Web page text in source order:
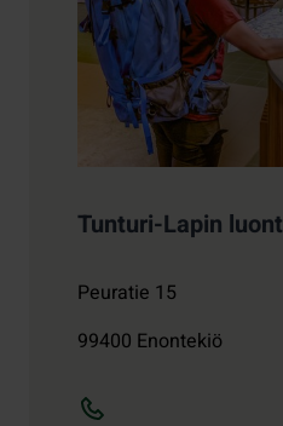
Tunturi-Lapin
Peuratie 15
99400 Enontekiö